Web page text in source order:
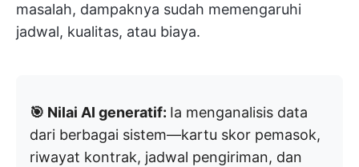
masalah, dampaknya sudah memengaruhi
jadwal, kualitas, atau biaya.
🎯 Nilai AI generatif: Ia menganalisis data
dari berbagai sistem—kartu skor pemasok,
riwayat kontrak, jadwal pengiriman, dan